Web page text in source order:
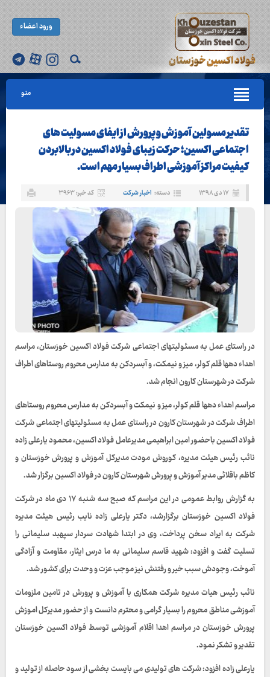
ورود اعضاء
منو
تقدیر مسولین آموزش و پرورش از ایفای مسولیت های
اجتماعی اکسین؛ حرکت زیبای فولاد اکسین در بالابردن
کیفیت مراکز آموزشی اطراف بسیار مهم است.
۱۷ دی ۱۳۹۸ دسته: اخبار شرکت کد خبر: ۳۹۶۳
در راستای عمل به مسئولیتهای اجتماعی شرکت فولاد اکسین خوزستان، مراسم
اهداء دهها قلم کولر، میز و نیمکت، و آبسردکن به مدارس محروم روستاهای اطراف
شرکت در شهرستان کارون انجام شد.
مراسم اهداء دهها قلم کولر، میز و نیمکت و آبسردکن به مدارس محروم روستاهای
اطراف شرکت در شهرستان کارون در راستای عمل به مسئولیتهای اجتماعی شرکت
فولاد اکسین باحضور امین ابراهیمی مدیرعامل فولاد اکسین، محمود یارعلی زاده
نائب رئیس هیئت مدیره، کوروش مودت مدیرکل آموزش و پرورش خوزستان و
کاظم باقلائی مدیر آموزش و پرورش شهرستان کارون در فولاد اکسین برگزار شد.
به گزارش روابط عمومی در این مراسم که صبح سه شنبه ۱۷ دی ماه در شرکت
فولاد اکسین خوزستان برگزارشد، دکتر یارعلی زاده نایب رئیس هیئت مدیره
شرکت به ایراد سخن پرداخت، وی در ابتدا شهادت سردار سپهبد سلیمانی را
تسلیت گفت و افزود: شهید قاسم سلیمانی به ما درس ایثار، مقاومت و آزادگی
آموخت، وجودش سبب خیر و رفتنش نیز موجب عزت و وحدت برای کشور شد.
نائب رئیس هیات مدیره شرکت همکاری با آموزش و پرورش در تامین ملزومات
آموزشی مناطق محروم را بسیار گرامی و محترم دانست و از حضور مدیرکل اموزش
پرورش خوزستان در مراسم اهدا اقلام آموزشی توسط فولاد اکسین خوزستان
تقدیر و تشکر نمود.
یارعلی زاده افزود: شرکت های تولیدی می بایست بخشی از سود حاصله از تولید و